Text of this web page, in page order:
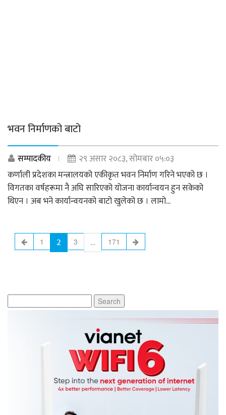
भवन निर्माणको बाटो
सम्पादकीय
२९ असार २०८३, सोमबार ०५:०३
कर्णाली प्रदेशका मन्त्रालयको एकीकृत भवन निर्माण गरिने भएको छ ।
विगतका वर्षहरूमा नै अघि सारिएको योजना कार्यान्वयन हुन सकेको
थिएन । अब भने कार्यान्वयनको बाटो खुलेको छ । लामो...
1 2 3 … 171
for: